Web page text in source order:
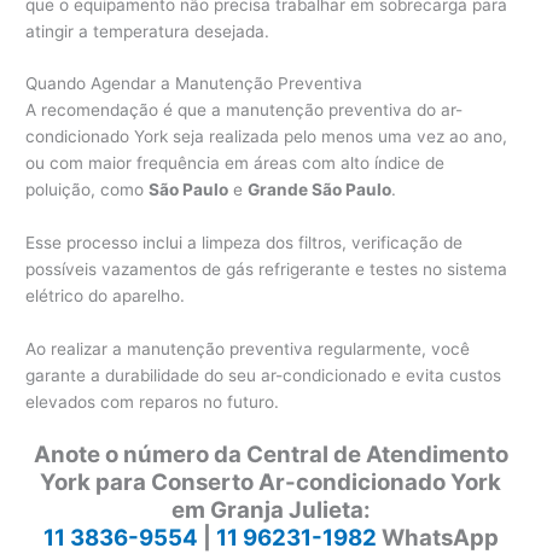
que o equipamento não precisa trabalhar em sobrecarga para
atingir a temperatura desejada.
Quando Agendar a Manutenção Preventiva
A recomendação é que a manutenção preventiva do ar-
condicionado York seja realizada pelo menos uma vez ao ano,
ou com maior frequência em áreas com alto índice de
poluição, comoSão Paulo eGrande São Paulo.
Esse processo inclui a limpeza dos filtros, verificação de
possíveis vazamentos de gás refrigerante e testes no sistema
elétrico do aparelho.
Ao realizar a manutenção preventiva regularmente, você
garante a durabilidade do seu ar-condicionado e evita custos
elevados com reparos no futuro.
Anote o número da Central de Atendimento
York para Conserto Ar-condicionado York
em Granja Julieta:
11 3836-9554
11 96231-1982 WhatsApp